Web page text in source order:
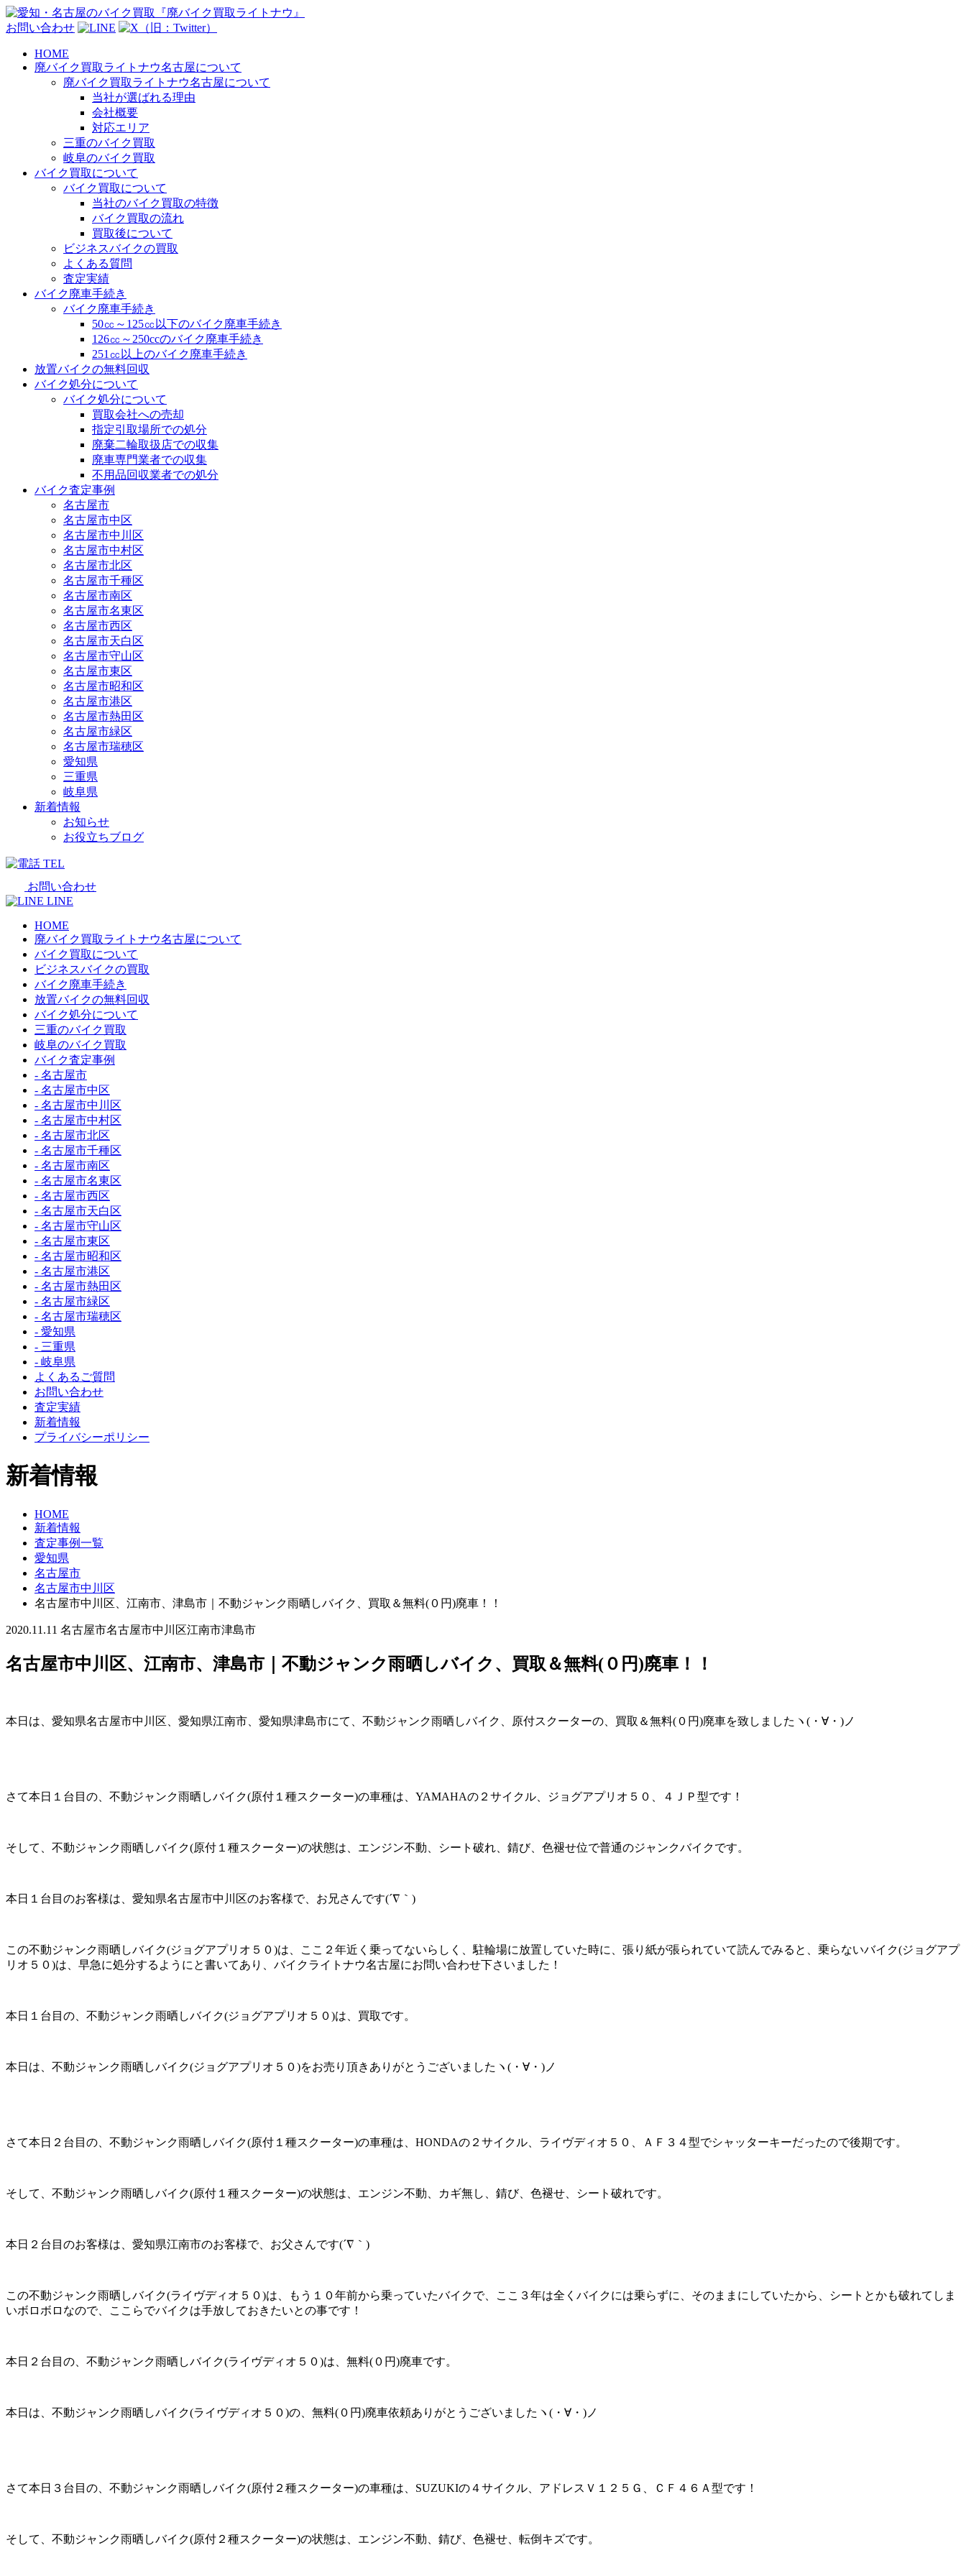
お問い合わせ
HOME
廃バイク買取ライトナウ名古屋について
廃バイク買取ライトナウ名古屋について
当社が選ばれる理由
会社概要
対応エリア
三重のバイク買取
岐阜のバイク買取
バイク買取について
バイク買取について
当社のバイク買取の特徴
バイク買取の流れ
買取後について
ビジネスバイクの買取
よくある質問
査定実績
バイク廃車手続き
バイク廃車手続き
50㏄～125㏄以下のバイク廃車手続き
126㏄～250ccのバイク廃車手続き
251㏄以上のバイク廃車手続き
放置バイクの無料回収
バイク処分について
バイク処分について
買取会社への売却
指定引取場所での処分
廃棄二輪取扱店での収集
廃車専門業者での収集
不用品回収業者での処分
バイク査定事例
名古屋市
名古屋市中区
名古屋市中川区
名古屋市中村区
名古屋市北区
名古屋市千種区
名古屋市南区
名古屋市名東区
名古屋市西区
名古屋市天白区
名古屋市守山区
名古屋市東区
名古屋市昭和区
名古屋市港区
名古屋市熱田区
名古屋市緑区
名古屋市瑞穂区
愛知県
三重県
岐阜県
新着情報
お知らせ
お役立ちブログ
TEL
お問い合わせ
LINE
HOME
廃バイク買取ライトナウ名古屋について
バイク買取について
ビジネスバイクの買取
バイク廃車手続き
放置バイクの無料回収
バイク処分について
三重のバイク買取
岐阜のバイク買取
バイク査定事例
- 名古屋市
- 名古屋市中区
- 名古屋市中川区
- 名古屋市中村区
- 名古屋市北区
- 名古屋市千種区
- 名古屋市南区
- 名古屋市名東区
- 名古屋市西区
- 名古屋市天白区
- 名古屋市守山区
- 名古屋市東区
- 名古屋市昭和区
- 名古屋市港区
- 名古屋市熱田区
- 名古屋市緑区
- 名古屋市瑞穂区
- 愛知県
- 三重県
- 岐阜県
よくあるご質問
お問い合わせ
査定実績
新着情報
プライバシーポリシー
新着情報
HOME
新着情報
査定事例一覧
愛知県
名古屋市
名古屋市中川区
名古屋市中川区、江南市、津島市｜不動ジャンク雨晒しバイク、買取＆無料(０円)廃車！！
2020.11.11 名古屋市名古屋市中川区江南市津島市
名古屋市中川区、江南市、津島市｜不動ジャンク雨晒しバイク、買取＆無料(０円)廃車！！
本日は、愛知県名古屋市中川区、愛知県江南市、愛知県津島市にて、不動ジャンク雨晒しバイク、原付スクーターの、買取＆無料(０円)廃車を致しましたヽ(・∀・)ノ
さて本日１台目の、不動ジャンク雨晒しバイク(原付１種スクーター)の車種は、YAMAHAの２サイクル、ジョグアプリオ５０、４ＪＰ型です！
そして、不動ジャンク雨晒しバイク(原付１種スクーター)の状態は、エンジン不動、シート破れ、錆び、色褪せ位で普通のジャンクバイクです。
本日１台目のお客様は、愛知県名古屋市中川区のお客様で、お兄さんです(´∇｀)
この不動ジャンク雨晒しバイク(ジョグアプリオ５０)は、ここ２年近く乗ってないらしく、駐輪場に放置していた時に、張り紙が張られていて読んでみると、乗らないバイク(ジョグアプ
リオ５０)は、早急に処分するようにと書いてあり、バイクライトナウ名古屋にお問い合わせ下さいました！
本日１台目の、不動ジャンク雨晒しバイク(ジョグアプリオ５０)は、買取です。
本日は、不動ジャンク雨晒しバイク(ジョグアプリオ５０)をお売り頂きありがとうございましたヽ(・∀・)ノ
さて本日２台目の、不動ジャンク雨晒しバイク(原付１種スクーター)の車種は、HONDAの２サイクル、ライヴディオ５０、ＡＦ３４型でシャッターキーだったので後期です。
そして、不動ジャンク雨晒しバイク(原付１種スクーター)の状態は、エンジン不動、カギ無し、錆び、色褪せ、シート破れです。
本日２台目のお客様は、愛知県江南市のお客様で、お父さんです(´∇｀)
この不動ジャンク雨晒しバイク(ライヴディオ５０)は、もう１０年前から乗っていたバイクで、ここ３年は全くバイクには乗らずに、そのままにしていたから、シートとかも破れてしま
いボロボロなので、ここらでバイクは手放しておきたいとの事です！
本日２台目の、不動ジャンク雨晒しバイク(ライヴディオ５０)は、無料(０円)廃車です。
本日は、不動ジャンク雨晒しバイク(ライヴディオ５０)の、無料(０円)廃車依頼ありがとうございましたヽ(・∀・)ノ
さて本日３台目の、不動ジャンク雨晒しバイク(原付２種スクーター)の車種は、SUZUKIの４サイクル、アドレスＶ１２５Ｇ、ＣＦ４６Ａ型です！
そして、不動ジャンク雨晒しバイク(原付２種スクーター)の状態は、エンジン不動、錆び、色褪せ、転倒キズです。